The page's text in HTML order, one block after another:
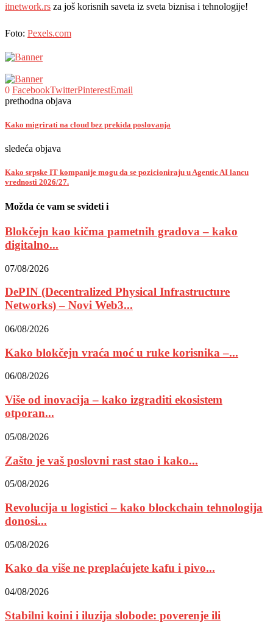
itnetwork.rs za još korisnih saveta iz sveta biznisa i tehnologije!
Foto: Pexels.com
0 FacebookTwitterPinterestEmail
prethodna objava
Kako migrirati na cloud bez prekida poslovanja
sledeća objava
Kako srpske IT kompanije mogu da se pozicioniraju u Agentic AI lancu
vrednosti 2026/27.
Možda će vam se svideti i
Blokčejn kao kičma pametnih gradova – kako
digitalno...
07/08/2026
DePIN (Decentralized Physical Infrastructure
Networks) – Novi Web3...
06/08/2026
Kako blokčejn vraća moć u ruke korisnika –...
06/08/2026
Više od inovacija – kako izgraditi ekosistem
otporan...
05/08/2026
Zašto je vaš poslovni rast stao i kako...
05/08/2026
Revolucija u logistici – kako blockchain tehnologija
donosi...
05/08/2026
Kako da više ne preplaćujete kafu i pivo...
04/08/2026
Stabilni koini i iluzija slobode: poverenje ili